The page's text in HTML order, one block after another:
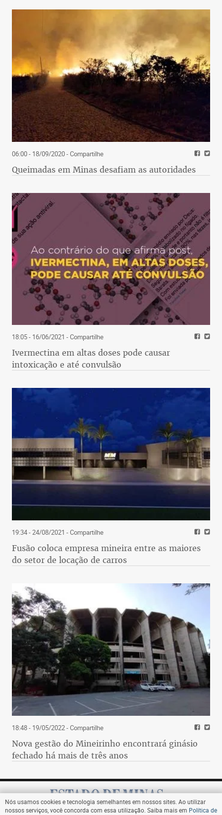
06:00 - 18/09/2020- Compartilhe
Queimadas em Minas desafiam as autoridades
18:05 - 16/06/2021 - Compartilhe
Ivermectina em altas doses pode causar
intoxicação e até convulsão
19:34 - 24/08/2021 - Compartilhe
Fusão coloca empresa mineira entre as maiores
do setor de locação de carros
18:48 - 19/05/2022- Compartilhe
Nova gestão do Mineirinho encontrará ginásio
fechado há mais de três anos
Nós usamos cookies e tecnologia semelhantes em nossos sites. Ao utilizar
nossos serviços, você concorda com essa utilização. Saiba mais em Política de